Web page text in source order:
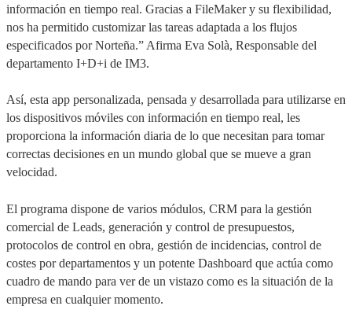
información en tiempo real. Gracias a FileMaker y su flexibilidad,
nos ha permitido customizar las tareas adaptada a los flujos
especificados por Norteña.” Afirma Eva Solà, Responsable del
departamento I+D+i de IM3.
Así, esta app personalizada, pensada y desarrollada para utilizarse en
los dispositivos móviles con información en tiempo real, les
proporciona la información diaria de lo que necesitan para tomar
correctas decisiones en un mundo global que se mueve a gran
velocidad.
El programa dispone de varios módulos, CRM para la gestión
comercial de Leads, generación y control de presupuestos,
protocolos de control en obra, gestión de incidencias, control de
costes por departamentos y un potente Dashboard que actúa como
cuadro de mando para ver de un vistazo como es la situación de la
empresa en cualquier momento.